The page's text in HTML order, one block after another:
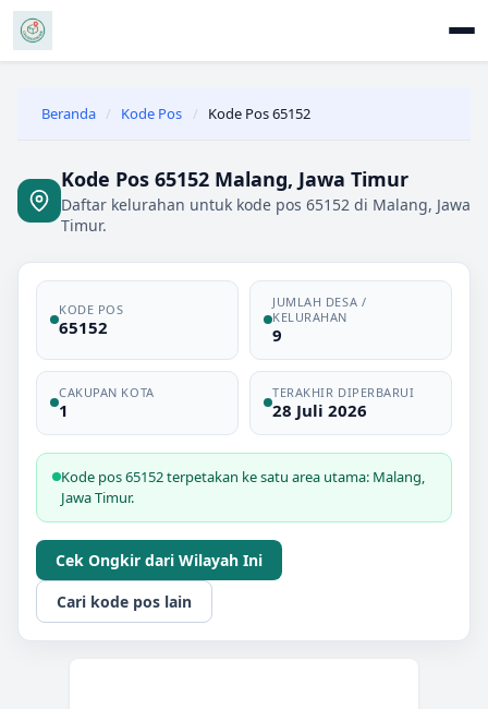
Beranda / Kode Pos / Kode Pos 65152
Kode Pos 65152 Malang, Jawa Timur
Daftar kelurahan untuk kode pos 65152 di Malang, Jawa
Timur.
KODE POS
65152
JUMLAH DESA /
KELURAHAN
9
CAKUPAN KOTA
1
TERAKHIR DIPERBARUI
28 Juli 2026
Kode pos 65152 terpetakan ke satu area utama: Malang,
Jawa Timur.
Cek Ongkir dari Wilayah Ini
Cari kode pos lain